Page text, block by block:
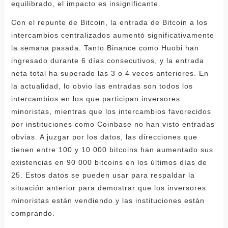
equilibrado, el impacto es insignificante.
Con el repunte de Bitcoin, la entrada de Bitcoin a los
intercambios centralizados aumentó significativamente
la semana pasada. Tanto Binance como Huobi han
ingresado durante 6 días consecutivos, y la entrada
neta total ha superado las 3 o 4 veces anteriores. En
la actualidad, lo obvio las entradas son todos los
intercambios en los que participan inversores
minoristas, mientras que los intercambios favorecidos
por instituciones como Coinbase no han visto entradas
obvias. A juzgar por los datos, las direcciones que
tienen entre 100 y 10 000 bitcoins han aumentado sus
existencias en 90 000 bitcoins en los últimos días de
25. Estos datos se pueden usar para respaldar la
situación anterior para demostrar que los inversores
minoristas están vendiendo y las instituciones están
comprando.